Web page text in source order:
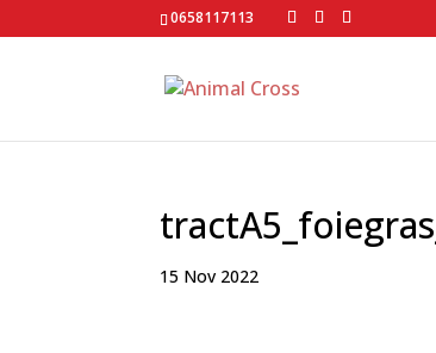
0658117113
15 Nov 2022